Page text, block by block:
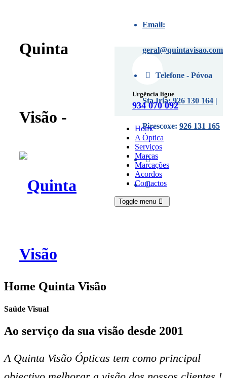
Quinta
Visão -
Email:
geral@quintavisao.com
Telefone - Póvoa
Sta Iria:926 130 164 |
Pirescoxe: 926 131 165
Urgência ligue
934 070 092
Home
A Óptica
Serviços
Marcas
Marcações
Acordos
Contactos
Toggle menu
Home Quinta Visão
Saúde Visual
Ao serviço da sua visão desde 2001
A Quinta Visão Ópticas tem como principal